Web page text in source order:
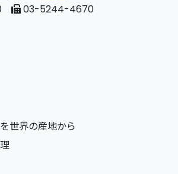
03-5244-4670
世界の産地から